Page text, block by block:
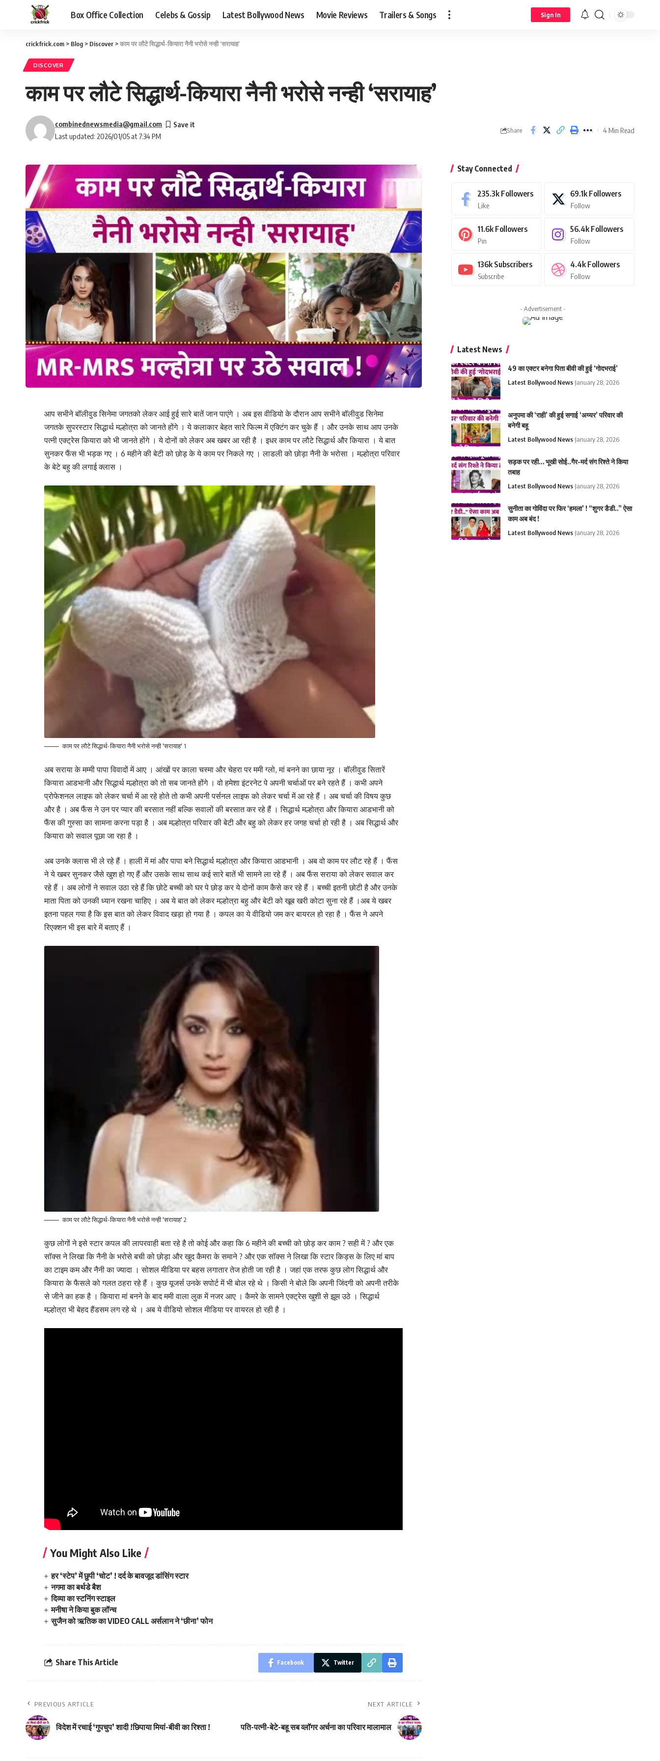
Box Office Collection Celebs & Gossip Latest Bollywood News Movie Reviews Trailers & Songs Sign In
crickfrick.com > Blog > Discover >काम पर लौटे सिद्धार्थ-कियारा नैनी भरोसे नन्ही ‘सरायाह’
DISCOVER
काम पर लौटे सिद्धार्थ-कियारा नैनी भरोसे नन्ही ‘सरायाह’
Last updated: 2026/01/05 at 7:34 PM
combinednewsmedia@gmail.com
Share 4 Min Read
आप सभीने बॉलीवुड सिनेमा जगतको लेकर आई हुई सारे बातें जान पाएंगे । अब इस वीडियो के दौरान आप सभीने बॉलीवुड सिनेमा
जगतके सुपरस्टार सिद्धार्थ मल्होत्रा को जानते होंगे । ये कलाकार बेहत सारे फिल्म में एक्टिंग कर चुके हैं । और उनके साथ आप उनके
पत्नी एक्ट्रेस कियारा को भी जानते होंगे । ये दोनों को लेकर अब खबर आ रही है । इधर काम पर लौटे सिद्धार्थ और कियारा । ये बात
सुनकर फैंस भी भड़क गए । 6 महीने की बेटी को छोड़ के ये काम पर निकले गए । लाडली को छोड़ा नैनी के भरोसा । मल्होत्रा परिवार
के बेटे बहु की लगाई क्लास ।
काम पर लौटे सिद्धार्थ-कियारा नैनी भरोसे नन्ही 'सरायाह' 1
अब सराया के मम्मी पापा विवादों में आए । आंखों पर काला चस्मा और चेहरा पर ममी ग्लो, मां बनने का छाया नूर । बॉलीवुड सितारें
कियारा आडभानी और सिद्धार्थ मल्होत्रा को तो सब जानते होंगे । वो हमेशा इंटरनेट पे अपनी चर्चाओं पर बने रहते हैं । कभी अपने
प्रोफेशनल लाइफ को लेकर चर्चा में आ रहे होते तो कभी अपनी पर्सनल लाइफ को लेकर चर्चा में आ रहे हैं । अब चर्चा की विषय कुछ
और है । अब फैंस ने उन पर प्यार की बरसात नहीं बल्कि सवालों की बरसात कर रहे हैं । सिद्धार्थ मल्होत्रा और कियारा आडभानी को
फैंस की गुस्सा का सामना करना पड़ा है । अब मल्होत्रा परिवार की बेटी और बहु को लेकर हर जगह चर्चा हो रही है । अब सिद्धार्थ और
कियारा को सवाल पूछा जा रहा है ।
अब उनके क्लास भी ले रहे हैं । हाली में मां और पापा बने सिद्धार्थ मल्होत्रा और कियारा आडभानी । अब वो काम पर लौट रहे हैं । फैंस
ने ये खबर सुनकर जैसे खुश हो गए हैं और उसके साथ साथ कई सारे बातें भी सामने ला रहे हैं । अब फैंस सराया को लेकर सवाल कर
रहे हैं । अब लोगों ने सवाल उठा रहे हैं कि छोटे बच्ची को घर पे छोड़ कर ये दोनों काम कैसे कर रहे हैं । बच्ची इतनी छोटी है और उनके
माता पिता को उनकी ध्यान रखना चाहिए । अब ये बात को लेकर मल्होत्रा बहु और बेटी को खूब खरी कोटा सुना रहे हैं ।अब ये खबर
इतना पहल गया है कि इस बात को लेकर विवाद खड़ा हो गया है । कपल का ये वीडियो जम कर बायरल हो रहा है । फैंस ने अपने
रिएक्शन भी इस बारे में बताए हैं ।
काम पर लौटे सिद्धार्थ-कियारा नैनी भरोसे नन्ही 'सरायाह' 2
कुछ लोगों ने इसे स्टार कपल की लापरवाही बता रहे है तो कोई और कहा कि 6 महीने की बच्ची को छोड़ कर काम ? सही में ? और एक
सॉक्स ने लिखा कि नैनी के भरोसे बची को छोड़ा और खुद कैमरा के समाने ? और एक सॉक्स ने लिखा कि स्टार किड्स के लिए मां बाप
का टाइम कम और नैनी का ज्यादा । सोशल मीडिया पर बहस लगातार तेज होती जा रही है । जहां एक तरफ कुछ लोग सिद्धार्थ और
कियारा के फैसले को गलत ठहरा रहे हैं । कुछ यूजर्स उनके सपोर्ट में भी बोल रहे थे । किसी ने बोले कि अपनी जिंदगी को अपनी तरीके
से जीने का हक है । कियारा मां बनने के बाद ममी वाला लुक में नजर आए । कैमरे के सामने एक्ट्रेस खुशी से झूम उठे । सिद्धार्थ
मल्होत्रा भी बेहद हैंडसम लग रहे थे । अब ये वीडियो सोशल मीडिया पर वायरल हो रही है ।
You Might Also Like
हर ‘स्टेप’ में छुपी ‘चोट’ ! दर्द के बावजूद डांसिंग स्टार
नगमा का बर्थडे बैश
दिव्या का स्टनिंग स्टाइल
मनीषा ने किया बुक लॉन्च
सुजैन को ऋतिक का VIDEO CALL अर्सलान ने ‘छीना’ फोन
Share This Article Facebook Twitter
PREVIOUS ARTICLE
विदेश में रचाई ‘गुपचुप’ शादी !छिपाया मियां-बीवी का रिश्ता !
NEXT ARTICLE
पति-पत्नी-बेटे-बहू सब व्लॉगर अर्चना का परिवार मालामाल
Stay Connected
235.3k Followers
Like
69.1k Followers
Follow
11.6k Followers
Pin
56.4k Followers
Follow
136k Subscribers
Subscribe
4.4k Followers
Follow
- Advertisement -
Latest News
49 का एक्टर बनेगा पिता बीवी की हुई ‘गोदभराई’
Latest Bollywood News January 28, 2026
अनुपमा की ‘राही’ की हुई सगाई ‘अय्यर’ परिवार की
बनेगी बहू
Latest Bollywood News January 28, 2026
सड़क पर रही… भूखी सोई..गैर-मर्द संग रिश्ते ने किया
तबाह
Latest Bollywood News January 28, 2026
सुनीता का गोविंदा पर फिर ‘हमला’ ! “शुगर डैडी..” ऐसा
काम अब बंद !
Latest Bollywood News January 28, 2026